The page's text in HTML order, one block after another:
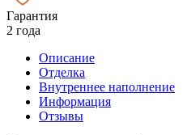
Гарантия
2 года
Описание
Отделка
Внутреннее наполнение
Информация
Отзывы